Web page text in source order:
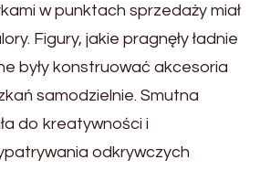
w punktach sprzedaży miał
Figury, jakie pragnęły ładnie
były konstruować akcesoria
samodzielnie. Smutna
do kreatywności i
odkrywczych